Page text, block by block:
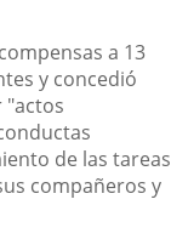
a 13
y concedió
"actos
de las tareas
compañeros y